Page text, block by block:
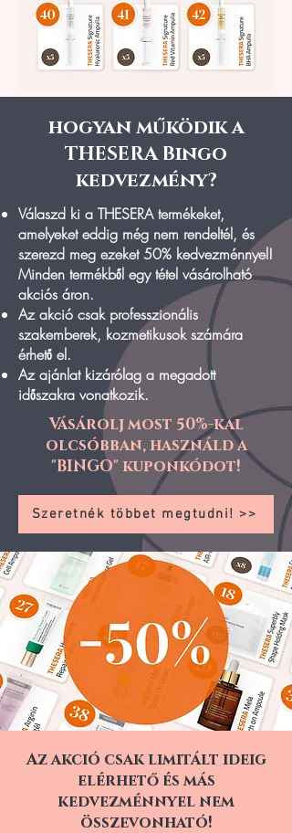
hogyan működik a
THESERA Bingo
kedvezmény?
Válaszd ki a THESERA termékeket,
amelyeket eddig még nem rendeltél, és
szerezd meg ezeket 50% kedvezménnyel!
Minden termékből egy tétel vásárolható
akciós áron.
Az akció csak professzionális
szakemberek, kozmetikusok számára
érhető el.
Az ajánlat kizárólag a megadott
időszakra vonatkozik.
Vásárolj most 50%-kal
olcsóbban, használd a
"BINGO" kuponkódot!
Szeretnék többet megtudni! >>
Az akció csak limitált ideig
elérhető és más
kedvezménnyel nem
összevonható!